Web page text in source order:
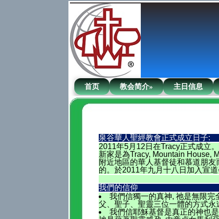
首页 教会简介» 主日信息
泉谷華人聖經教會正式成立日子:
2011年5月12日在Tracy正式成立
新家是為Tracy, Mountain House,
附近地區的華人基督徒和慕道朋友
的。於2011年九月十八日加入宣
我們的信仰
我們信獨一的真神, 祂是無限完
父、聖子、聖靈三位一體的方式永
我們信耶穌基督是真正的神也